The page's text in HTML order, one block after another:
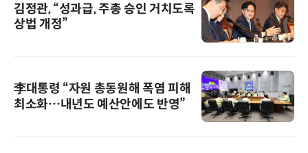
김정관, “성과급, 주총 승인 거치도록
상법 개정”
李대통령 “자원 총동원해 폭염 피해
최소화…내년도 예산안에도 반영”